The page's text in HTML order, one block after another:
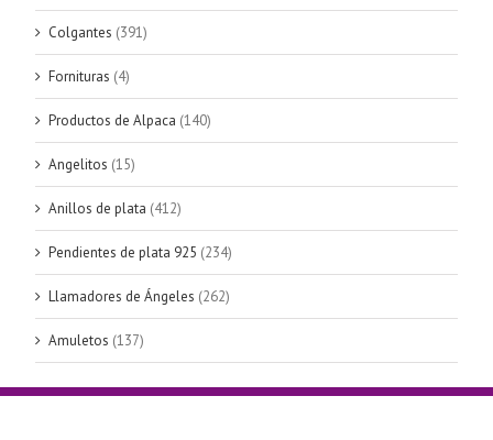
Colgantes (391)
Fornituras (4)
Productos de Alpaca (140)
Angelitos (15)
Anillos de plata (412)
Pendientes de plata 925 (234)
Llamadores de Ángeles (262)
Amuletos (137)